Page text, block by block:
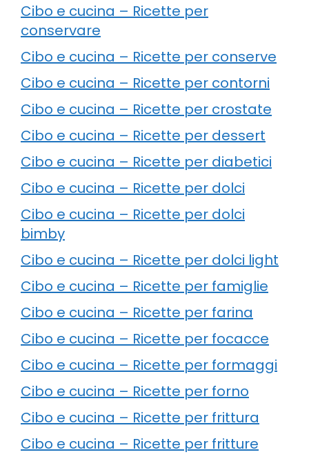
Cibo e cucina – Ricette per
conservare
Cibo e cucina – Ricette per conserve
Cibo e cucina – Ricette per contorni
Cibo e cucina – Ricette per crostate
Cibo e cucina – Ricette per dessert
Cibo e cucina – Ricette per diabetici
Cibo e cucina – Ricette per dolci
Cibo e cucina – Ricette per dolci
bimby
Cibo e cucina – Ricette per dolci light
Cibo e cucina – Ricette per famiglie
Cibo e cucina – Ricette per farina
Cibo e cucina – Ricette per focacce
Cibo e cucina – Ricette per formaggi
Cibo e cucina – Ricette per forno
Cibo e cucina – Ricette per frittura
Cibo e cucina – Ricette per fritture